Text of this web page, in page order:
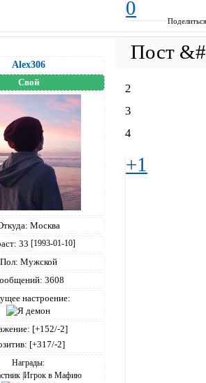
0
Alex306
Свой
Москва
33 [1993-01-10]
Пол: Мужской
3608
настроение:
[+152/-2]
[+317/-2]
Награды:
2
3
4
+1